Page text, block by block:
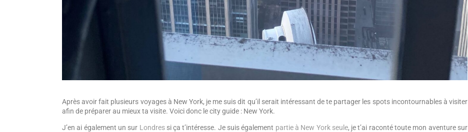
Après avoir fait plusieurs voyages à New York, je me suis dit qu’il serait intéressant de te partager les spots incontournables à visiter
afin de préparer au mieux ta visite. Voici donc le city guide : New York.
J’en ai également un sur Londressi ça t’intéresse. Je suis également partie à New York seule, je t’ai raconté toute mon aventure sur